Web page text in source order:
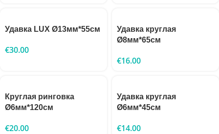
Удавка LUX Ø13мм*55см
€30.00
Удавка круглая
Ø8мм*65см
€16.00
Круглая ринговка
Ø6мм*120см
€20.00
Удавка круглая
Ø6мм*45см
€14.00